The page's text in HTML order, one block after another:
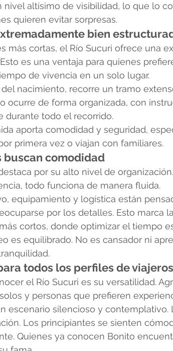
nivel altísimo de visibilidad, lo que lo
quieren evitar sorpresas.
bien
más cortas, el Río Sucuri ofrece una
es una ventaja para quienes
de vivencia en un solo lugar.
nacimiento, recorre un tramo
ocurre de forma organizada, con
durante todo el recorrido.
aporta comodidad y seguridad,
primera vez o viajan con familiares.
buscan comodidad
por su alto nivel de
todo funciona de manera fluida.
equipamiento y logística están
por los detalles. Esto marca
cortos, donde optimizar el tiempo
es equilibrado. No es cansador ni
todos los perfiles de viajeros
el Río Sucuri es su versatilidad.
y personas que prefieren
escenario silencioso y contemplativo.
Los principiantes se sienten
Quienes ya conocen Bonito